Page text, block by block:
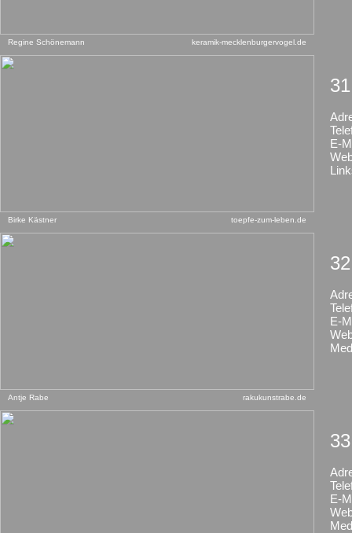
Regine Schönemann keramik-mecklenburgervogel.de
E-
Birke Kästner toepfe-zum-leben.de
E-
Antje Rabe rakukunstrabe.de
E-